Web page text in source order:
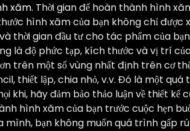
xăm. Thời gian để hoàn thành hình
hình xăm của bạn không chỉ
thời gian đầu tư cho tác phẩm của bạn
là độ phức tạp, kích thước và vị trí
trên một số vùng nhất định trên cơ
thiết lập, chia nhỏ, v.v. Đó là một
khi, hãy đảm bảo thảo luận về thiết
hình xăm của bạn trước cuộc hẹn
mình, bạn không muốn quá trình gấp